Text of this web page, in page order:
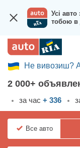
Усі
тобою в
Вход в кабинет
Збір на авто
Автомобили б/у
Новые авто
Не вивозиш? А
2 000+
за час + 336
Все авто